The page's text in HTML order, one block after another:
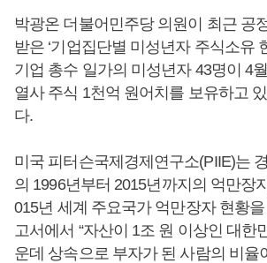
박광온 더불어민주당 의원이 최근 공
받은 ‘기업집단별 미성년자 주식소유
기업 총수 일가의 미성년자 43명이 4
열사 주식 1천억 원어치를 보유하고
다.
미국 피터슨국제경제연구소(PIIE)는
의 1996년부터 2015년까지의 억만장
015년 세계 주요국가 억만장자 현황
고서에서 “자산이 1조 원 이상인 대한
운데 상속으로 부자가 된 사람의 비율